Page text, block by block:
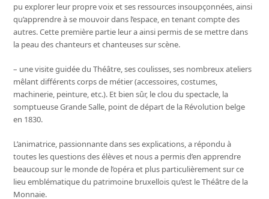
pu explorer leur propre voix et ses ressources insoupçonnées, ainsi
qu’apprendre à se mouvoir dans l’espace, en tenant compte des
autres. Cette première partie leur a ainsi permis de se mettre dans
la peau des chanteurs et chanteuses sur scène.
– une visite guidée du Théâtre, ses coulisses, ses nombreux ateliers
mêlant différents corps de métier (accessoires, costumes,
machinerie, peinture, etc.). Et bien sûr, le clou du spectacle, la
somptueuse Grande Salle, point de départ de la Révolution belge
en 1830.
L’animatrice, passionnante dans ses explications, a répondu à
toutes les questions des élèves et nous a permis d’en apprendre
beaucoup sur le monde de l’opéra et plus particulièrement sur ce
lieu emblématique du patrimoine bruxellois qu’est le Théâtre de la
Monnaie.